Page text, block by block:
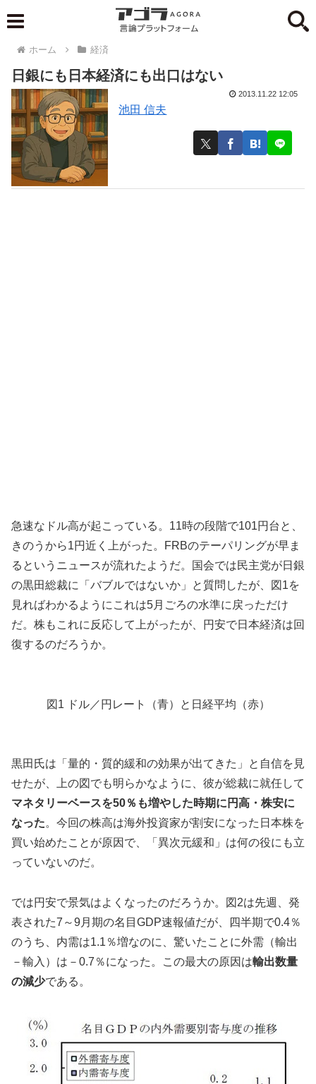
ホーム 経済
日銀にも日本経済にも出口はない
池田 信夫
2013.11.22 12:05
急速なドル高が起こっている。11時の段階で101円台と、
きのうから1円近く上がった。FRBのテーパリングが早ま
るというニュースが流れたようだ。国会では民主党が日銀
の黒田総裁に「バブルではないか」と質問したが、図1を
見ればわかるようにこれは5月ごろの水準に戻っただけ
だ。株もこれに反応して上がったが、円安で日本経済は回
復するのだろうか。
図1 ドル／円レート（青）と日経平均（赤）
黒田氏は「量的・質的緩和の効果が出てきた」と自信を見
せたが、上の図でも明らかなように、彼が総裁に就任して
マネタリーベースを50％も増やした時期に円高・株安に
なった。今回の株高は海外投資家が割安になった日本株を
買い始めたことが原因で、「異次元緩和」は何の役にも立
っていないのだ。
では円安で景気はよくなったのだろうか。図2は先週、発
表された7～9月期の名目GDP速報値だが、四半期で0.4％
のうち、内需は1.1％増なのに、驚いたことに外需（輸出
－輸入）は－0.7％になった。この最大の原因は輸出数量
の減少である。